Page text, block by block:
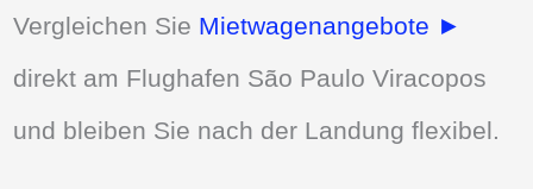
Vergleichen Sie Mietwagenangebote ►
direkt am Flughafen São Paulo Viracopos
und bleiben Sie nach der Landung flexibel.